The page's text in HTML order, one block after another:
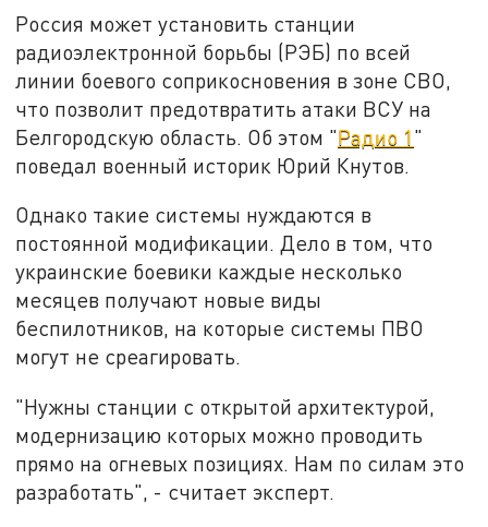
Россия может установить станции
радиоэлектронной борьбы (РЭБ) по всей
линии боевого соприкосновения в зоне СВО,
что позволит предотвратить атаки ВСУ на
Белгородскую область. Об этом "Радио 1"
поведал военный историк Юрий Кнутов.
Однако такие системы нуждаются в
постоянной модификации. Дело в том, что
украинские боевики каждые несколько
месяцев получают новые виды
беспилотников, на которые системы ПВО
могут не среагировать.
"Нужны станции с открытой архитектурой,
модернизацию которых можно проводить
прямо на огневых позициях. Нам по силам это
разработать", - считает эксперт.